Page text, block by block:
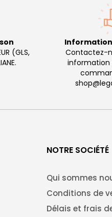
(GLS,
Contactez-
information
NOTRE SOCIÉTÉ
Qui sommes
Conditions de
Délais et frais